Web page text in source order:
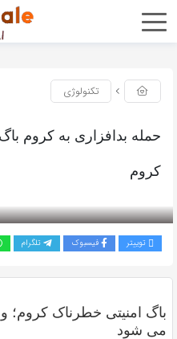
تکنولوژی
حمله بدافزاری به کروم
کروم
توییتر فیسبوک تلگرام
باگ امنیتی خطرناک کروم؛
می شود